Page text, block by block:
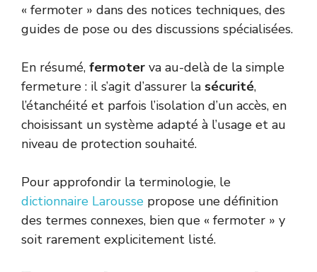
« fermoter » dans des notices techniques, des
guides de pose ou des discussions spécialisées.
En résumé, fermoter va au-delà de la simple
fermeture : il s’agit d’assurer la sécurité,
l’étanchéité et parfois l’isolation d’un accès, en
choisissant un système adapté à l’usage et au
niveau de protection souhaité.
Pour approfondir la terminologie, le
dictionnaire Larousse propose une définition
des termes connexes, bien que « fermoter » y
soit rarement explicitement listé.